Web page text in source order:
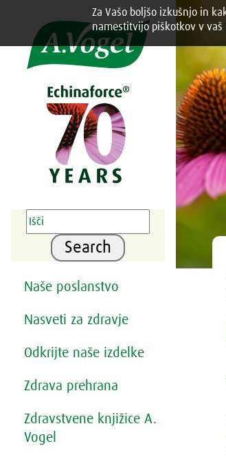

Search
Naše poslanstvo
Nasveti za zdravje
Odkrijte naše izdelke
Zdrava prehrana
Zdravstvene knjižice A.
Vogel
Za Vašo boljšo izkušnjo in
namestitvijo piškotkov v vaš
Share this selection